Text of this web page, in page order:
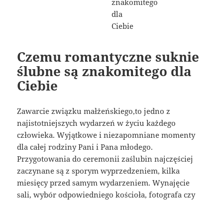
Czemu romantyczne suknie
ślubne są znakomitego dla
Ciebie
Zawarcie związku małżeńskiego,to jedno z
najistotniejszych wydarzeń w życiu każdego
człowieka. Wyjątkowe i niezapomniane momenty
dla całej rodziny Pani i Pana młodego.
Przygotowania do ceremonii zaślubin najczęściej
zaczynane są z sporym wyprzedzeniem, kilka
miesięcy przed samym wydarzeniem. Wynajęcie
sali, wybór odpowiedniego kościoła, fotografa czy